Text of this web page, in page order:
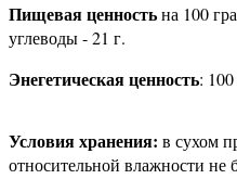
Пищевая ценностьна 100
углеводы - 21 г.
Энегетическая ценность:
Условия хранения: в сухом
относительной влажности не